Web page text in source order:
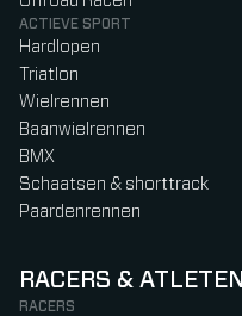
ACTIEVE SPORT
Hardlopen
Triatlon
Wielrennen
Baanwielrennen
BMX
Schaatsen & shorttrack
Paardenrennen
RACERS & ATLETEN
RACERS